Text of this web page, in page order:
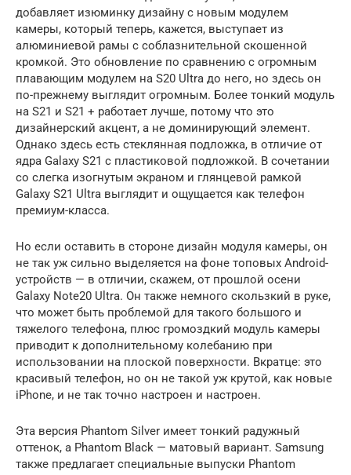
добавляет изюминку дизайну с новым модулем
камеры, который теперь, кажется, выступает из
алюминиевой рамы с соблазнительной скошенной
кромкой. Это обновление по сравнению с огромным
плавающим модулем на S20 Ultra до него, но здесь он
по-прежнему выглядит огромным. Более тонкий модуль
на S21 и S21 + работает лучше, потому что это
дизайнерский акцент, а не доминирующий элемент.
Однако здесь есть стеклянная подложка, в отличие от
ядра Galaxy S21 с пластиковой подложкой. В сочетании
со слегка изогнутым экраном и глянцевой рамкой
Galaxy S21 Ultra выглядит и ощущается как телефон
премиум-класса.
Но если оставить в стороне дизайн модуля камеры, он
не так уж сильно выделяется на фоне топовых Android-
устройств — в отличии, скажем, от прошлой осени
Galaxy Note20 Ultra. Он также немного скользкий в руке,
что может быть проблемой для такого большого и
тяжелого телефона, плюс громоздкий модуль камеры
приводит к дополнительному колебанию при
использовании на плоской поверхности. Вкратце: это
красивый телефон, но он не такой уж крутой, как новые
iPhone, и не так точно настроен и настроен.
Эта версия Phantom Silver имеет тонкий радужный
оттенок, а Phantom Black — матовый вариант. Samsung
также предлагает специальные выпуски Phantom